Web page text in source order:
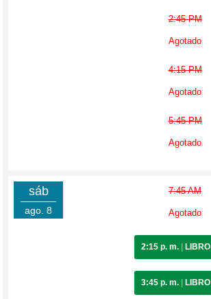
2:45 PM
Agotado
4:15 PM
Agotado
5:45 PM
Agotado
sáb
ago. 8
7:45 AM
Agotado
2:15 p. m. LIBRO
3:45 p. m. LIBRO